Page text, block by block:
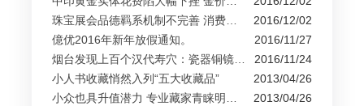
2016/12/02
珠宝展会品德羁系机制不完善 消费者购物...
2016/11/27
億优2016年新年放假通知。
2016/11/24
烟台发现上百个汉代寿穴：瓷器铜镜出土...
2013/04/26
小人书收藏悄然入列“五大收藏品”
2013/04/26
小众也具升值潜力 专业藏家青睐明清刊本...